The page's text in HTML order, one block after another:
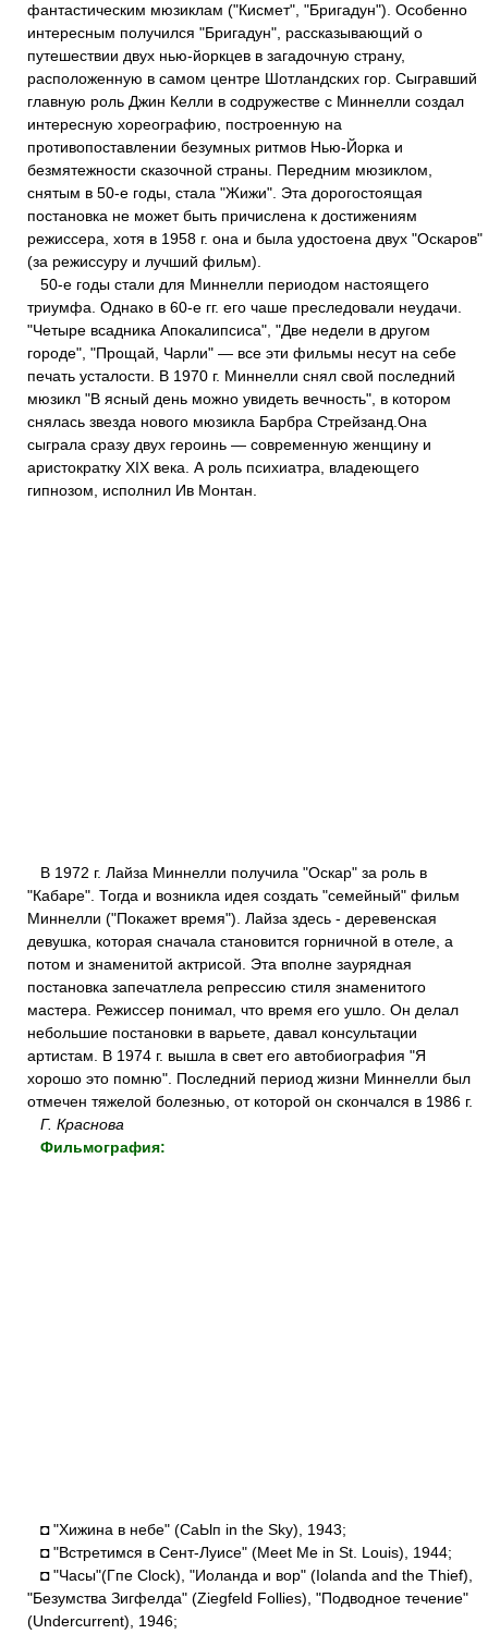
фантастическим мюзиклам ("Кисмет", "Бригадун"). Особенно
интересным получился "Бригадун", рассказывающий о
путешествии двух нью-йоркцев в загадочную страну,
расположенную в самом центре Шотландских гор. Сыгравший
главную роль Джин Келли в содружестве с Миннелли создал
интересную хореографию, построенную на
противопоставлении безумных ритмов Нью-Йорка и
безмятежности сказочной страны. Передним мюзиклом,
снятым в 50-е годы, стала "Жижи". Эта дорогостоящая
постановка не может быть причислена к достижениям
режиссера, хотя в 1958 г. она и была удостоена двух "Оскаров"
(за режиссуру и лучший фильм).
50-е годы стали для Миннелли периодом настоящего
триумфа. Однако в 60-е гг. его чаше преследовали неудачи.
"Четыре всадника Апокалипсиса", "Две недели в другом
городе", "Прощай, Чарли" — все эти фильмы несут на себе
печать усталости. В 1970 г. Миннелли снял свой последний
мюзикл "В ясный день можно увидеть вечность", в котором
снялась звезда нового мюзикла Барбра Стрейзанд.Она
сыграла сразу двух героинь — современную женщину и
аристократку ХIХ века. А роль психиатра, владеющего
гипнозом, исполнил Ив Монтан.
В 1972 г. Лайза Миннелли получила "Оскар" за роль в
"Кабаре". Тогда и возникла идея создать "семейный" фильм
Миннелли ("Покажет время"). Лайза здесь - деревенская
девушка, которая сначала становится горничной в отеле, а
потом и знаменитой актрисой. Эта вполне заурядная
постановка запечатлела репрессию стиля знаменитого
мастера. Режиссер понимал, что время его ушло. Он делал
небольшие постановки в варьете, давал консультации
артистам. В 1974 г. вышла в свет его автобиография "Я
хорошо это помню". Последний период жизни Миннелли был
отмечен тяжелой болезнью, от которой он скончался в 1986 г.
Г. Краснова
Фильмография:
◘ "Хижина в небе" (СаЫп in the Sky), 1943;
◘ "Встретимся в Сент-Луисе" (Meet Me in St. Louis), 1944;
◘ "Часы"(Гпе Clock), "Иоланда и вор" (Iolanda and the Thief),
"Безумства Зигфелда" (Ziegfeld Follies), "Подводное течение"
(Undercurrent), 1946;